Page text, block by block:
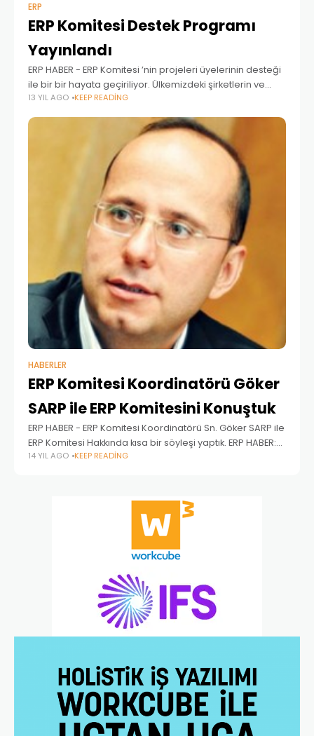
ERP
ERP Komitesi Destek Programı
Yayınlandı
ERP HABER - ERP Komitesi ’nin projeleri üyelerinin desteği
ile bir bir hayata geçiriliyor. Ülkemizdeki şirketlerin ve
bireylerin birbirlerinden ayırt edilmeksizin
kurumsallaşma ve verimli çalışma gerçekleştirme
ihtiyaçlarına inanan üyelerimiz emeklerini, zamanlarını,
13 YIL AGO KEEP READING
HABERLER
ERP Komitesi Koordinatörü Göker
SARP ile ERP Komitesini Konuştuk
ERP HABER - ERP Komitesi Koordinatörü Sn. Göker SARP ile
ERP Komitesi Hakkında kısa bir söyleşi yaptık. ERP HABER:
ERP Komitesi Nedir? Hangi Amaçla Kuruldu? Göker SARP:
14 YIL AGO KEEP READING